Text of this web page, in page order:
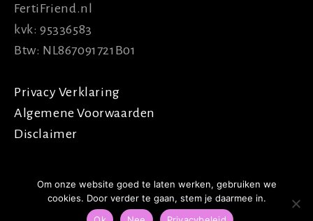
FertiFriend.nl
kvk: 95336583
Btw: NL867091721B01
Privacy Verklaring
Algemene Voorwaarden
Disclaimer
Website met ♥ gemaakt door:Kirpunt
Om onze website goed te laten werken, gebruiken we
cookies. Door verder te gaan, stem je daarmee in.